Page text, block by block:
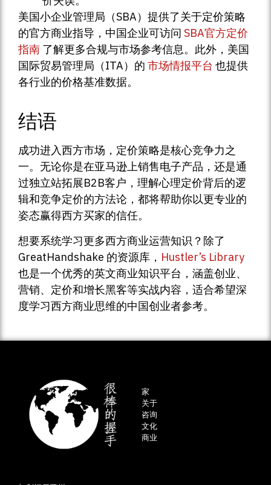
美国小企业管理局（SBA）提供了关于定价策略
的官方商业指导，中国企业可访问 SBA官方定价
指南 了解更多合规与市场参考信息。此外，美国
国际贸易管理局（ITA）的 市场情报平台 也提供
各行业的价格基准数据。
结语
成功进入西方市场，定价策略是核心竞争力之
一。无论你是在亚马逊上销售电子产品，还是通
过独立站拓展B2B客户，理解心理定价背后的逻
辑和竞争定价的方法论，都将帮助你以更专业的
姿态赢得西方买家的信任。
想要系统学习更多西方商业运营知识？除了
GreatHandshake 的资源库， Hustler’s Library
也是一个优秀的英文商业知识平台，涵盖创业、
营销、定价和增长黑客等实战内容，适合希望深
度学习西方商业思维的中国创业者参考。
家
关于
咨询
文化
商业